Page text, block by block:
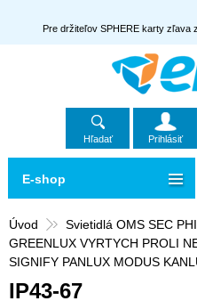
Pre držiteľov SPHERE karty zľava
Hľadať Prihlásiť
Úvod
Svietidlá OMS SEC
GREENLUX VYRTYCH PROLI
SIGNIFY PANLUX MODUS
IP43-67
E-shop